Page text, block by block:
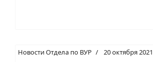
Новости Отдела по ВУР 20 октября 2021